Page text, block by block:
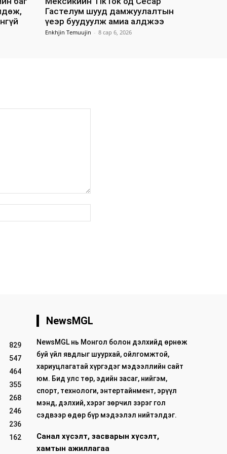
Гастелум шууд дамжуулалтын
үеэр буудуулж амиа алджээ
Enkhjin Temuujin - 8 сар 6, 2026
хуудас:
829
547
464
355
268
246
236
162
NewsMGL
NewsMGL нь Монгол болон дэлхийд өрнөж
буй үйл явдлыг шуурхай, ойлгомжтой,
хариуцлагатай хүргэдэг мэдээллийн сайт
юм. Бид улс төр, эдийн засаг, нийгэм,
спорт, технологи, энтертайнмент, эрүүл
мэнд, дэлхий, хэрэг зөрчил зэрэг гол
сэдвээр өдөр бүр мэдээлэл нийтэлдэг.
Санал хүсэлт, засварын хүсэлт,
хамтын ажиллагаа